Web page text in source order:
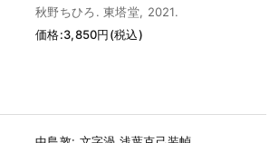
秋野ちひろ. 東塔堂, 2021.
価格:3,850円(税込)